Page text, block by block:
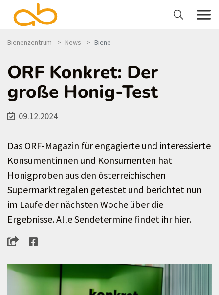
Bienenzentrum News Biene
ORF Konkret: Der
große Honig-Test
09.12.2024
Das ORF-Magazin für engagierte und interessierte
Konsumentinnen und Konsumenten hat
Honigproben aus den österreichischen
Supermarktregalen getestet und berichtet nun
im Laufe der nächsten Woche über die
Ergebnisse. Alle Sendetermine findet ihr hier.